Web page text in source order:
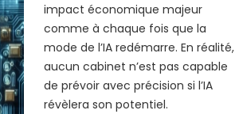
impact économique majeur
comme à chaque fois que la
mode de l’IA redémarre. En réalité,
aucun cabinet n’est pas capable
de prévoir avec précision si l’IA
révèlera son potentiel.